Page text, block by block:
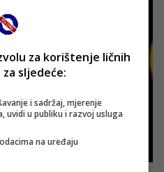
za korištenje ličnih
sljedeće:
i sadržaj, mjerenje
uvidi u publiku i razvoj usluga
na uređaju